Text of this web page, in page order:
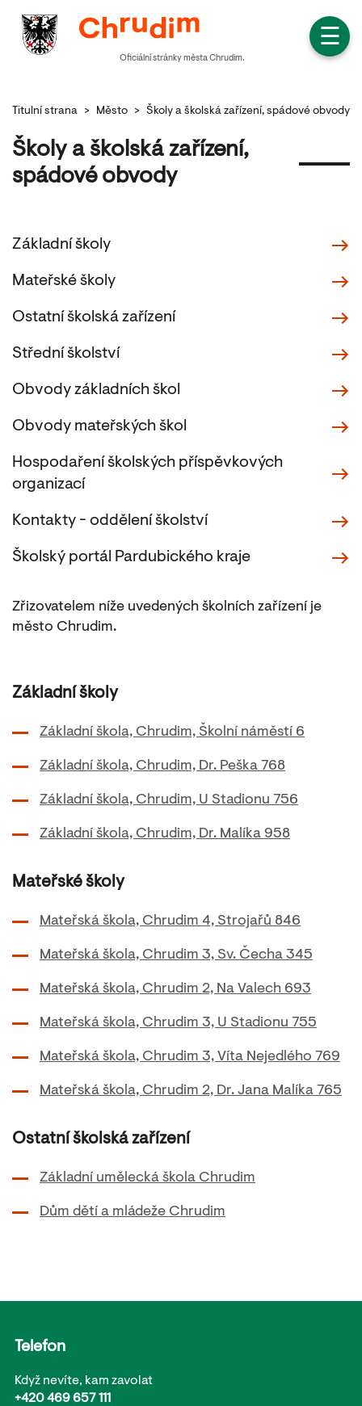
☰
Oficiální stránky města Chrudim.
Titulní strana > Město > Školy a školská zařízení, spádové obvody
Školy a školská zařízení,
spádové obvody
Základní školy
Mateřské školy
Ostatní školská zařízení
Střední školství
Obvody základních škol
Obvody mateřských škol
Hospodaření školských příspěvkových
organizací
Kontakty - oddělení školství
Školský portál Pardubického kraje
Zřizovatelem níže uvedených školních zařízení je
město Chrudim.
Základní školy
Základní škola, Chrudim, Školní náměstí 6
Základní škola, Chrudim, Dr. Peška 768
Základní škola, Chrudim, U Stadionu 756
Základní škola, Chrudim, Dr. Malíka 958
Mateřské školy
Mateřská škola, Chrudim 4, Strojařů 846
Mateřská škola, Chrudim 3, Sv. Čecha 345
Mateřská škola, Chrudim 2, Na Valech 693
Mateřská škola, Chrudim 3, U Stadionu 755
Mateřská škola, Chrudim 3, Víta Nejedlého 769
Mateřská škola, Chrudim 2, Dr. Jana Malíka 765
Ostatní školská zařízení
Základní umělecká škola Chrudim
Dům dětí a mládeže Chrudim
Telefon
Když nevíte, kam zavolat
+420 469 657 111